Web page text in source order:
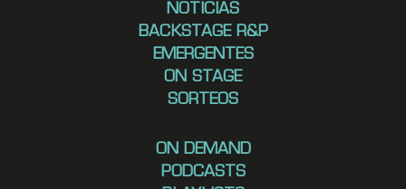
NOTICIAS
BACKSTAGE R&P
EMERGENTES
ON STAGE
SORTEOS
ON DEMAND
PODCASTS